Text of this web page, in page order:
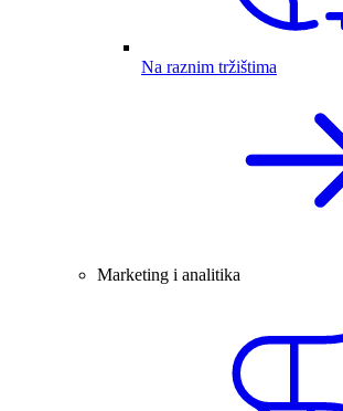
Na raznim tržištima
Marketing i analitika